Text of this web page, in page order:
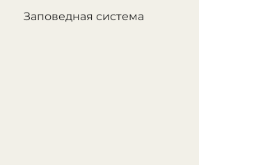
Заповедная система